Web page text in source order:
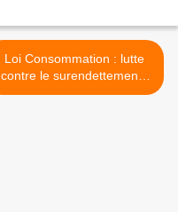
Loi Consommation : lutte
contre le surendettement |
Le portail des ministères